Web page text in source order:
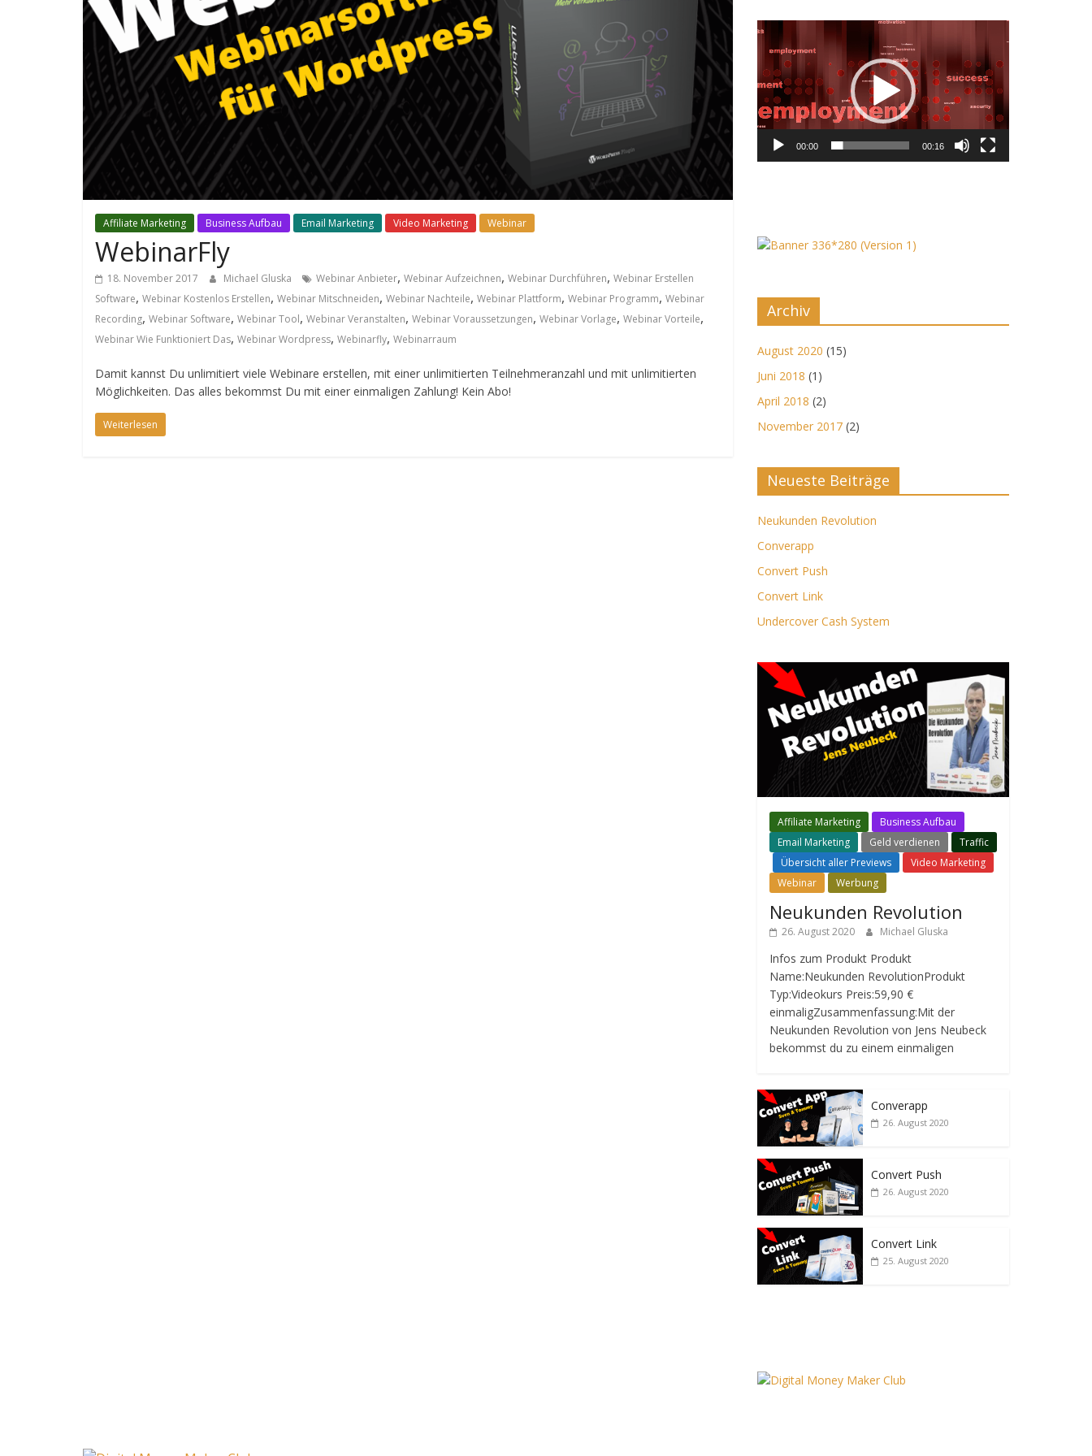
Affiliate Marketing Business Aufbau Email Marketing Video Marketing Webinar
WebinarFly
18. November 2017 Michael Gluska Webinar Anbieter, Webinar Aufzeichnen, Webinar Durchführen, Webinar Erstellen
Software, Webinar Kostenlos Erstellen, Webinar Mitschneiden, Webinar Nachteile, Webinar Plattform, Webinar Programm, Webinar
Recording, Webinar Software, Webinar Tool, Webinar Veranstalten, Webinar Voraussetzungen, Webinar Vorlage, Webinar Vorteile,
Webinar Wie Funktioniert Das, Webinar Wordpress, Webinarfly, Webinarraum
Damit kannst Du unlimitiert viele Webinare erstellen, mit einer unlimitierten Teilnehmeranzahl und mit unlimitierten
Möglichkeiten. Das alles bekommst Du mit einer einmaligen Zahlung! Kein Abo!
Weiterlesen
Video-
Player
00:00 00:16
Archiv
August 2020 (15)
Juni 2018 (1)
April 2018 (2)
November 2017 (2)
Neueste Beiträge
Neukunden Revolution
Converapp
Convert Push
Convert Link
Undercover Cash System
Affiliate Marketing
Business Aufbau
Email Marketing
Geld verdienen
Traffic
Übersicht aller Previews
Video Marketing
Webinar
Werbung
Neukunden Revolution
26. August 2020 Michael Gluska
Infos zum Produkt Produkt
Name:Neukunden RevolutionProdukt
Typ:Videokurs Preis:59,90 €
einmaligZusammenfassung:Mit der
Neukunden Revolution von Jens Neubeck
bekommst du zu einem einmaligen
Converapp
26. August 2020
Convert Push
26. August 2020
Convert Link
25. August 2020